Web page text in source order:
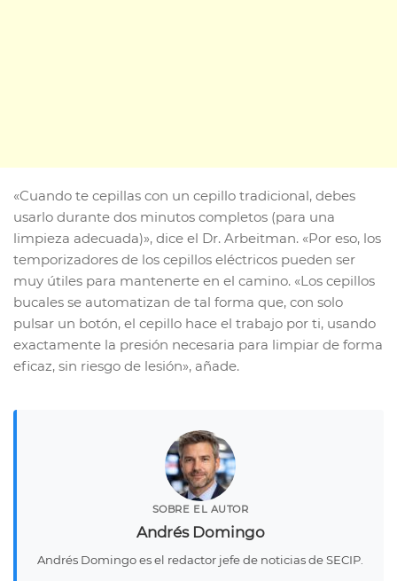
«Cuando te cepillas con un cepillo tradicional, debes
usarlo durante dos minutos completos (para una
limpieza adecuada)», dice el Dr. Arbeitman. «Por eso, los
temporizadores de los cepillos eléctricos pueden ser
muy útiles para mantenerte en el camino. «Los cepillos
bucales se automatizan de tal forma que, con solo
pulsar un botón, el cepillo hace el trabajo por ti, usando
exactamente la presión necesaria para limpiar de forma
eficaz, sin riesgo de lesión», añade.
SOBRE EL AUTOR
Andrés Domingo
Andrés Domingo es el redactor jefe de noticias de SECIP.